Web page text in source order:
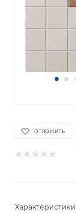
ОТЛОЖИТЬ
Характеристики